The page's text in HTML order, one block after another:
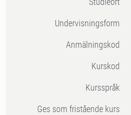
Undervisningsform
Anmälningskod
Kurskod
Kursspråk
Ges som fristående kurs